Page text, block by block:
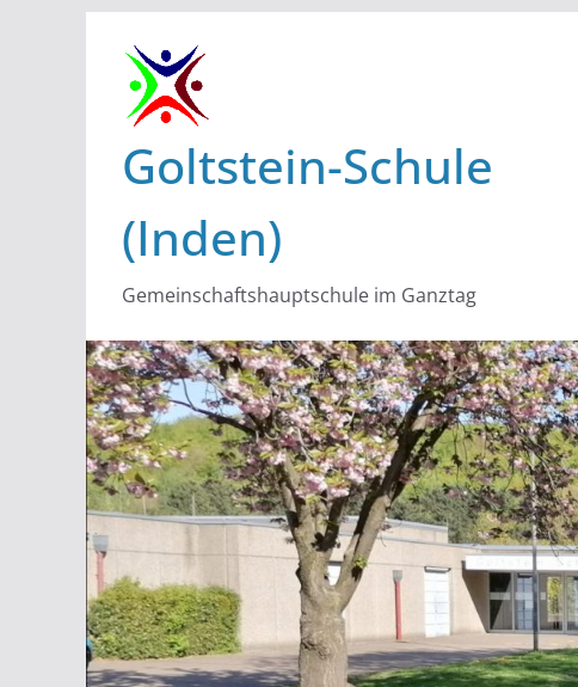
Inhalt
springen
Goltstein-Schule
(Inden)
Gemeinschaftshauptschule im Ganztag